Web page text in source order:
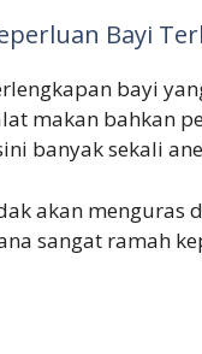
Bayi
bayi
makan bahkan
banyak sekali
akan menguras
sangat ramah